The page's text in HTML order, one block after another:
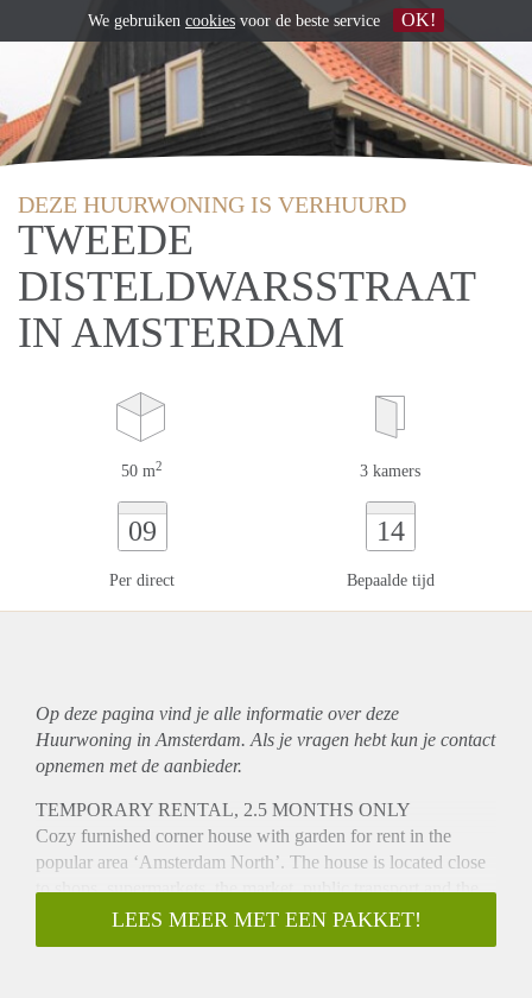
DEZE HUURWONING IS VERHUURD
TWEEDE
DISTELDWARSSTRAAT
IN AMSTERDAM
50 m2 3 kamers
09
Per direct
14
Bepaalde tijd
Op deze pagina vind je alle informatie over deze
Huurwoning in Amsterdam. Als je vragen hebt kun je contact
opnemen met de aanbieder.
TEMPORARY RENTAL, 2.5 MONTHS ONLY
Cozy furnished corner house with garden for rent in the
popular area ‘Amsterdam North’. The house is located close
to shops, supermarkets, the market, public transport and the
- Available from 01-03-2020 until 15-05-2020
LEES MEER MET EEN PAKKET!
We gebruiken cookies voor de beste service OK!